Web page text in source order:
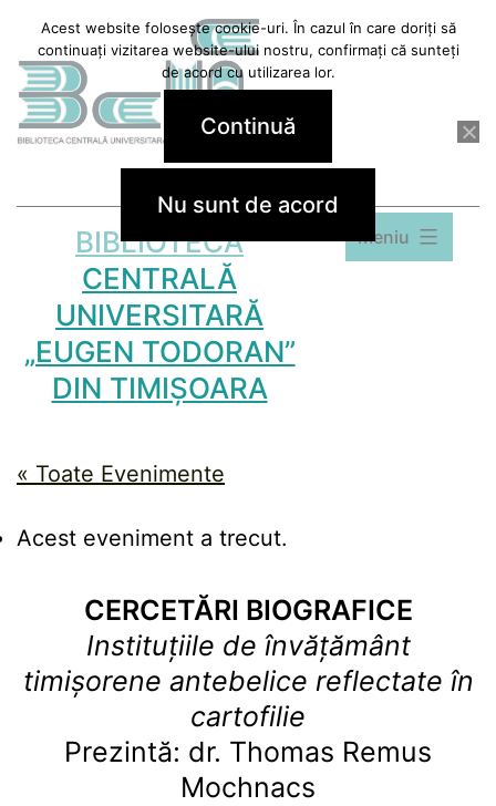
conținut
BIBLIOTECA
CENTRALĂ
UNIVERSITARĂ
„EUGEN TODORAN”
DIN TIMIȘOARA
Meniu
« Toate Evenimente
Acest eveniment a trecut.
CERCETĂRI BIOGRAFICE
Instituțiile de învățământ
timișorene antebelice reflectate în
cartofilie
Prezintă: dr. Thomas Remus
Mochnacs
Acest website folosește cookie-uri. În cazul în care doriți să
continuați vizitarea website-ului nostru, confirmați că sunteți
de acord cu utilizarea lor.
Continuă
Nu sunt de acord